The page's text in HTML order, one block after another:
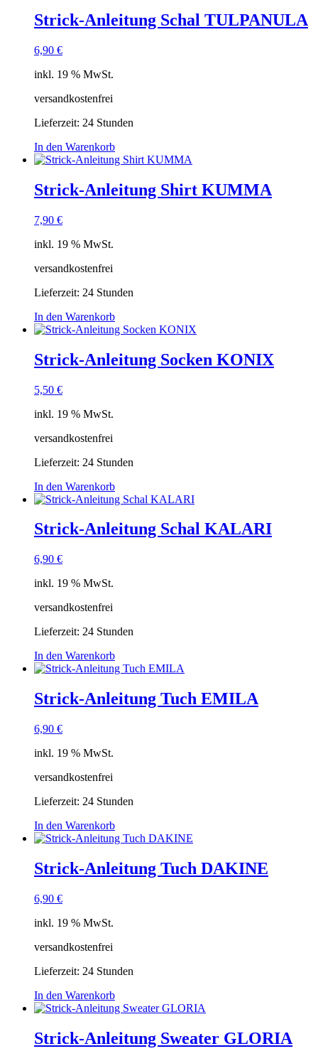
Strick-Anleitung Schal TULPANULA
6,90 €
inkl. 19 % MwSt.
versandkostenfrei
Lieferzeit: 24 Stunden
In den Warenkorb
Strick-Anleitung Shirt KUMMA
7,90 €
inkl. 19 % MwSt.
versandkostenfrei
Lieferzeit: 24 Stunden
In den Warenkorb
Strick-Anleitung Socken KONIX
5,50 €
inkl. 19 % MwSt.
versandkostenfrei
Lieferzeit: 24 Stunden
In den Warenkorb
Strick-Anleitung Schal KALARI
6,90 €
inkl. 19 % MwSt.
versandkostenfrei
Lieferzeit: 24 Stunden
In den Warenkorb
Strick-Anleitung Tuch EMILA
6,90 €
inkl. 19 % MwSt.
versandkostenfrei
Lieferzeit: 24 Stunden
In den Warenkorb
Strick-Anleitung Tuch DAKINE
6,90 €
inkl. 19 % MwSt.
versandkostenfrei
Lieferzeit: 24 Stunden
In den Warenkorb
Strick-Anleitung Sweater GLORIA